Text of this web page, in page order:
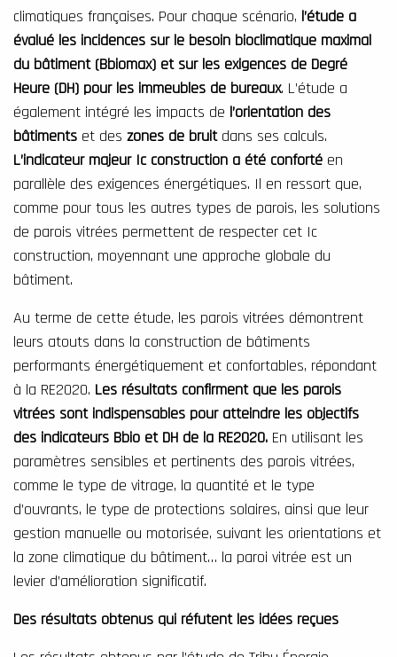
climatiques françaises. Pour chaque scénario, l’étude a
évalué les incidences sur le besoin bioclimatique maximal
du bâtiment (Bbiomax) et sur les exigences de Degré
Heure (DH) pour les immeubles de bureaux. L’étude a
également intégré les impacts de l’orientation des
bâtiments et des zones de bruitdans ses calculs.
L’indicateur majeur Ic construction a été conforté en
parallèle des exigences énergétiques. Il en ressort que,
comme pour tous les autres types de parois, les solutions
de parois vitrées permettent de respecter cet Ic
construction, moyennant une approche globale du
bâtiment.
Au terme de cette étude, les parois vitrées démontrent
leurs atouts dans la construction de bâtiments
performants énergétiquement et confortables, répondant
à la RE2020. Les résultats confirment que les parois
vitrées sont indispensables pour atteindre les objectifs
des indicateurs Bbio et DH de la RE2020. En utilisant les
paramètres sensibles et pertinents des parois vitrées,
comme le type de vitrage, la quantité et le type
d’ouvrants, le type de protections solaires, ainsi que leur
gestion manuelle ou motorisée, suivant les orientations et
la zone climatique du bâtiment… la paroi vitrée est un
levier d’amélioration significatif.
Des résultats obtenus qui réfutent les idées reçues